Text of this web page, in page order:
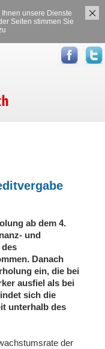
unsere Dienste
Seiten stimmen Sie
ab dem 4.
und
Danach
ein, die bei
ausfiel als bei
sich die
unterhalb des
der